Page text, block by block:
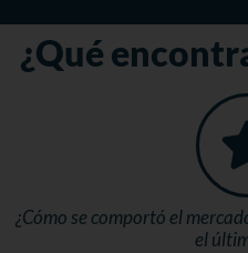
¿Qué
¿Cómo se comportó el
el